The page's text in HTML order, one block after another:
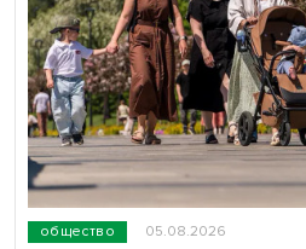
общество 05.08.2026